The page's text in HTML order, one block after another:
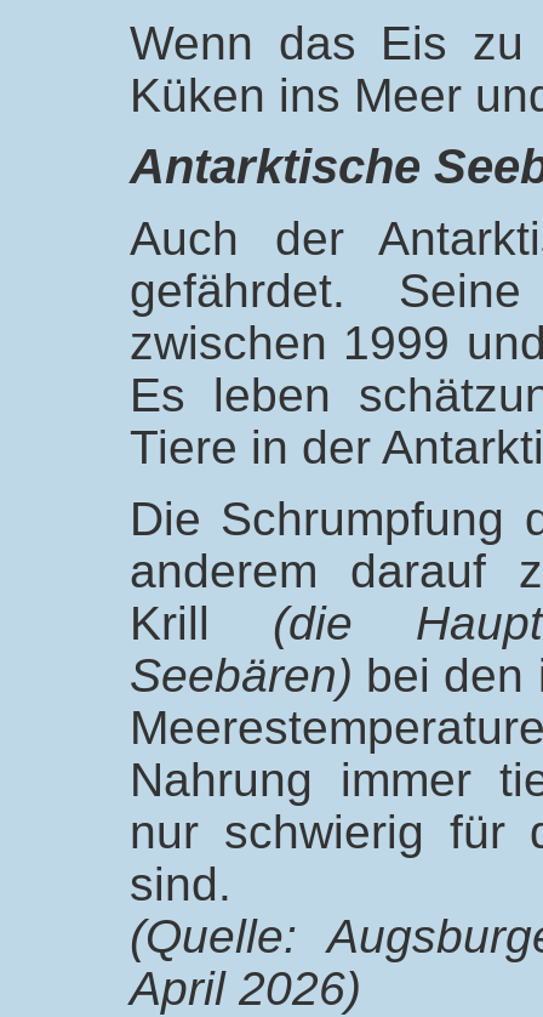
Wenn das Eis zu
Küken ins Meer
Antarktische
Auch der
gefährdet.
zwischen 1999
Es leben
Tiere in der
Die Schrumpfung
anderem darauf
Krill (die
Seebären) bei den
Nahrung immer
nur schwierig für
sind.
(Quelle:
April 2026)